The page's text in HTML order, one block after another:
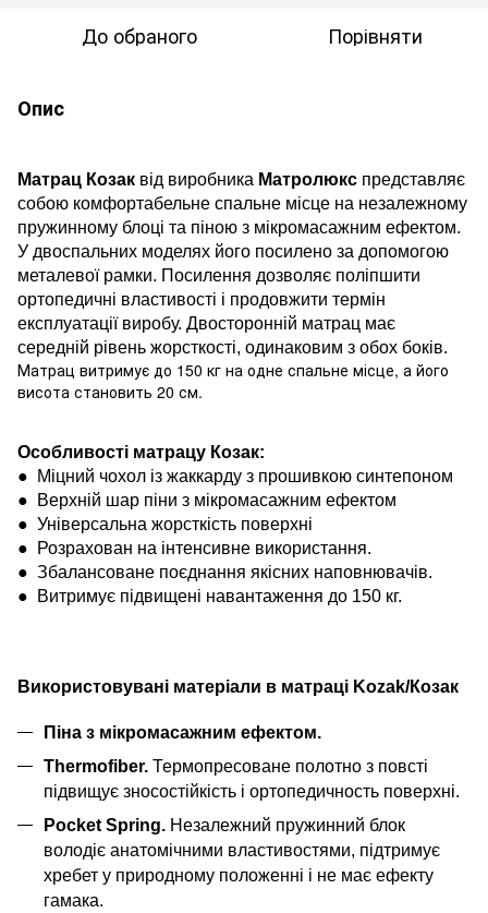
До обраного Порівняти
Опис
Матрац Козак від виробника Матролюкс представляє
собою комфортабельне спальне місце на незалежному
пружинному блоці та піною з мікромасажним ефектом.
У двоспальних моделях його посилено за допомогою
металевої рамки. Посилення дозволяє поліпшити
ортопедичні властивості і продовжити термін
експлуатації виробу. Двосторонній матрац має
середній рівень жорсткості, одинаковим з обох боків.
Матрац витримує до 150 кг на одне спальне місце, а його
висота становить 20 см.
Особливості матрацу Козак:
● Міцний чохол із жаккарду з прошивкою синтепоном
● Верхній шар піни з мікромасажним ефектом
● Універсальна жорсткість поверхні
● Розрахован на інтенсивне використання.
● Збалансоване поєднання якісних наповнювачів.
● Витримує підвищені навантаження до 150 кг.
Використовувані матеріали в матраці Kozak/Козак
Піна з мікромасажним ефектом.
Thermofiber. Термопресоване полотно з повсті
підвищує зносостійкість і ортопедичность поверхні.
Pocket Spring. Незалежний пружинний блок
володіє анатомічними властивостями, підтримує
хребет у природному положенні і не має ефекту
гамака.